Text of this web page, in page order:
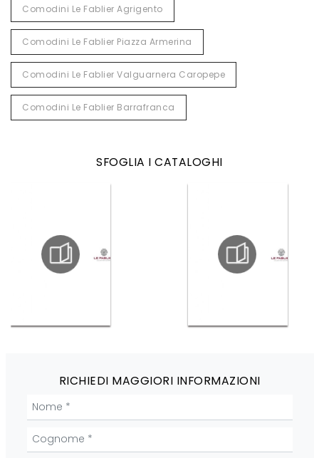
Comodini Le Fablier Agrigento
Comodini Le Fablier Piazza Armerina
Comodini Le Fablier Valguarnera Caropepe
Comodini Le Fablier Barrafranca
SFOGLIA I CATALOGHI
RICHIEDI MAGGIORI INFORMAZIONI